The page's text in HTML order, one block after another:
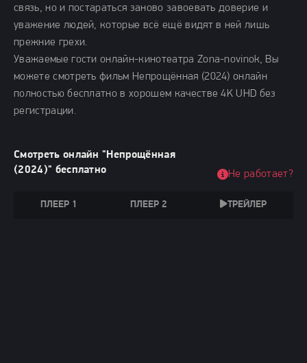
связь, но и постараться заново завоевать доверие и
уважение людей, которые всё ещё видят в ней лишь
прежние грехи.
Уважаемые гости онлайн-кинотеатра Zona-novinok, Вы
можете смотреть фильм Непрощённая (2024) онлайн
полностью бесплатно в хорошем качестве 4K UHD без
регистрации.
Смотреть онлайн "Непрощённая
(2024)" бесплатно
ПЛЕЕР 1 ПЛЕЕР 2 ТРЕЙЛЕР
Не работает?